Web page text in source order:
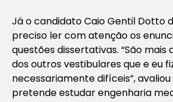
Já o candidato Caio Gentil Dotto
preciso ler com atenção os
questões dissertativas. “São mais
dos outros vestibulares que e eu
necessariamente difíceis”,
pretende estudar engenharia